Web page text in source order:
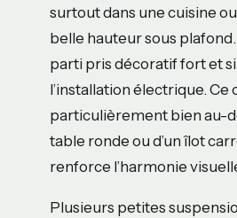
surtout dans une cuisine
belle hauteur sous
parti pris décoratif fort et
l’installation électrique.
particulièrement bien au-
table ronde ou d’un îlot
renforce l’harmonie
Plusieurs petites